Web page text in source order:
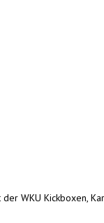
WKU Kickboxen,